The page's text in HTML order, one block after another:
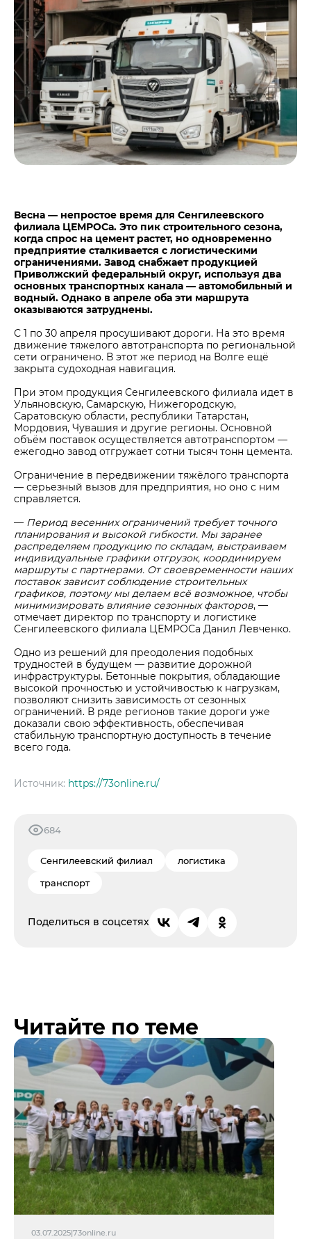
Весна — непростое время для Сенгилеевского
филиала ЦЕМРОСа. Это пик строительного сезона,
когда спрос на цемент растет, но одновременно
предприятие сталкивается с логистическими
ограничениями. Завод снабжает продукцией
Приволжский федеральный округ, используя два
основных транспортных канала — автомобильный и
водный. Однако в апреле оба эти маршрута
оказываются затруднены.
С 1 по 30 апреля просушивают дороги. На это время
движение тяжелого автотранспорта по региональной
сети ограничено. В этот же период на Волге ещё
закрыта судоходная навигация.
При этом продукция Сенгилеевского филиала идет в
Ульяновскую, Самарскую, Нижегородскую,
Саратовскую области, республики Татарстан,
Мордовия, Чувашия и другие регионы. Основной
объём поставок осуществляется автотранспортом —
ежегодно завод отгружает сотни тысяч тонн цемента.
Ограничение в передвижении тяжёлого транспорта
— серьезный вызов для предприятия, но оно с ним
справляется.
— Период весенних ограничений требует точного
планирования и высокой гибкости. Мы заранее
распределяем продукцию по складам, выстраиваем
индивидуальные графики отгрузок, координируем
маршруты с партнерами. От своевременности наших
поставок зависит соблюдение строительных
графиков, поэтому мы делаем всё возможное, чтобы
минимизировать влияние сезонных факторов, —
отмечает директор по транспорту и логистике
Сенгилеевского филиала ЦЕМРОСа Данил Левченко.
Одно из решений для преодоления подобных
трудностей в будущем — развитие дорожной
инфраструктуры. Бетонные покрытия, обладающие
высокой прочностью и устойчивостью к нагрузкам,
позволяют снизить зависимость от сезонных
ограничений. В ряде регионов такие дороги уже
доказали свою эффективность, обеспечивая
стабильную транспортную доступность в течение
всего года.
Источник: https://73online.ru/
684
Сенгилеевский филиал
логистика
транспорт
Поделиться в соцсетях
Читайте по теме
03.07.2025|73online.ru
Центры дистрибуции
Реализация ТМЦ и непрофильных активов
Политика в области закупок
В помощь поставщику
Не только цемент
Люди ЦЕМРОСа
Технологии и тренды
Издание для клиентов
Аналитика цементной отрасли
Медиабанк
Пресса о нас
Контакты
Служба доверия